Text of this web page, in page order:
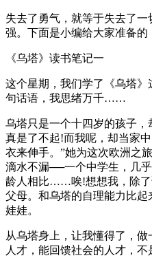
失去了勇气，就等于失去了
强。下面是小编给大家准备的
《乌塔》读书笔记一
这个星期，我们学了《乌塔
句话语，我思绪万千……
乌塔只是一个十四岁的孩子，
真是了不起!而我呢，却当家
衣来伸手。”她为这次欧洲之
滴水不漏──一个中学生，几
龄人相比……唉!想想我，除了
父母。和乌塔的自理能力比
娃娃。
从乌塔身上，让我懂得了，
人才，能回馈社会的人才，